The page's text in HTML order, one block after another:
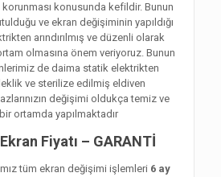
konusunda kefildir. Bunun
ve ekran değişiminin yapıldığı
arındırılmış ve düzenli olarak
olmasına önem veriyoruz. Bunun
de daima statik elektrikten
ve sterilize edilmiş eldiven
değişimi oldukça temiz ve
ortamda yapılmaktadır
Fiyatı – GARANTİ
tüm ekran değişimi işlemleri 6 ay